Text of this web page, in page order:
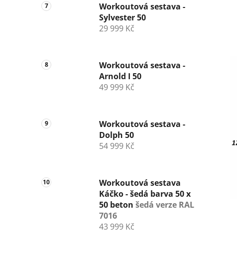
Workoutová sestava -
Sylvester 50
29 999 Kč
Workoutová sestava -
Arnold I 50
49 999 Kč
Workoutová sestava -
Dolph 50
54 999 Kč
Workoutová sestava
Káčko - šedá barva 50 x
50 beton šedá verze RAL
7016
43 999 Kč